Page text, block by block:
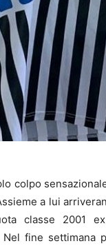
colpo
a lui
classe 2001
fine settimana